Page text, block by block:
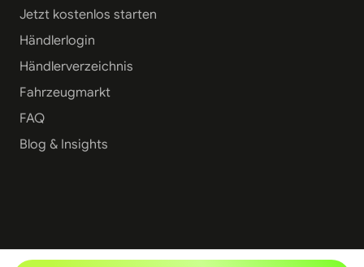
Jetzt kostenlos starten
Händlerlogin
Händlerverzeichnis
Fahrzeugmarkt
FAQ
Blog & Insights